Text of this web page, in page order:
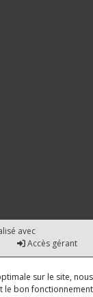
avec
Accès gérant
sur le site, nous
le bon fonctionnement